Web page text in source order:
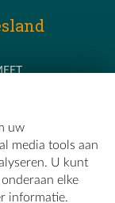
uw
media tools aan
U kunt
elke
informatie.